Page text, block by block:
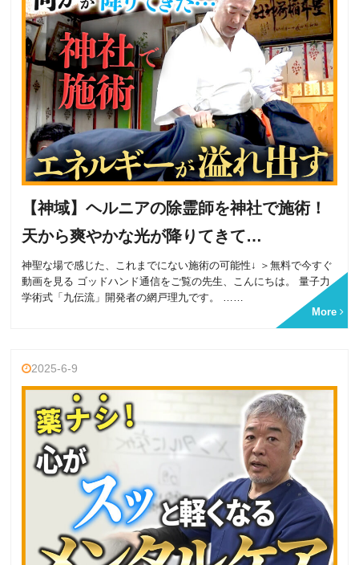
【神域】ヘルニアの除霊師を神社で施術！
天から爽やかな光が降りてきて…
神聖な場で感じた、これまでにない施術の可能性↓ ＞無料で今すぐ
動画を見る ゴッドハンド通信をご覧の先生、こんにちは。 量子力
学術式「九伝流」開発者の網戸理九です。 ……
More
2025-6-9